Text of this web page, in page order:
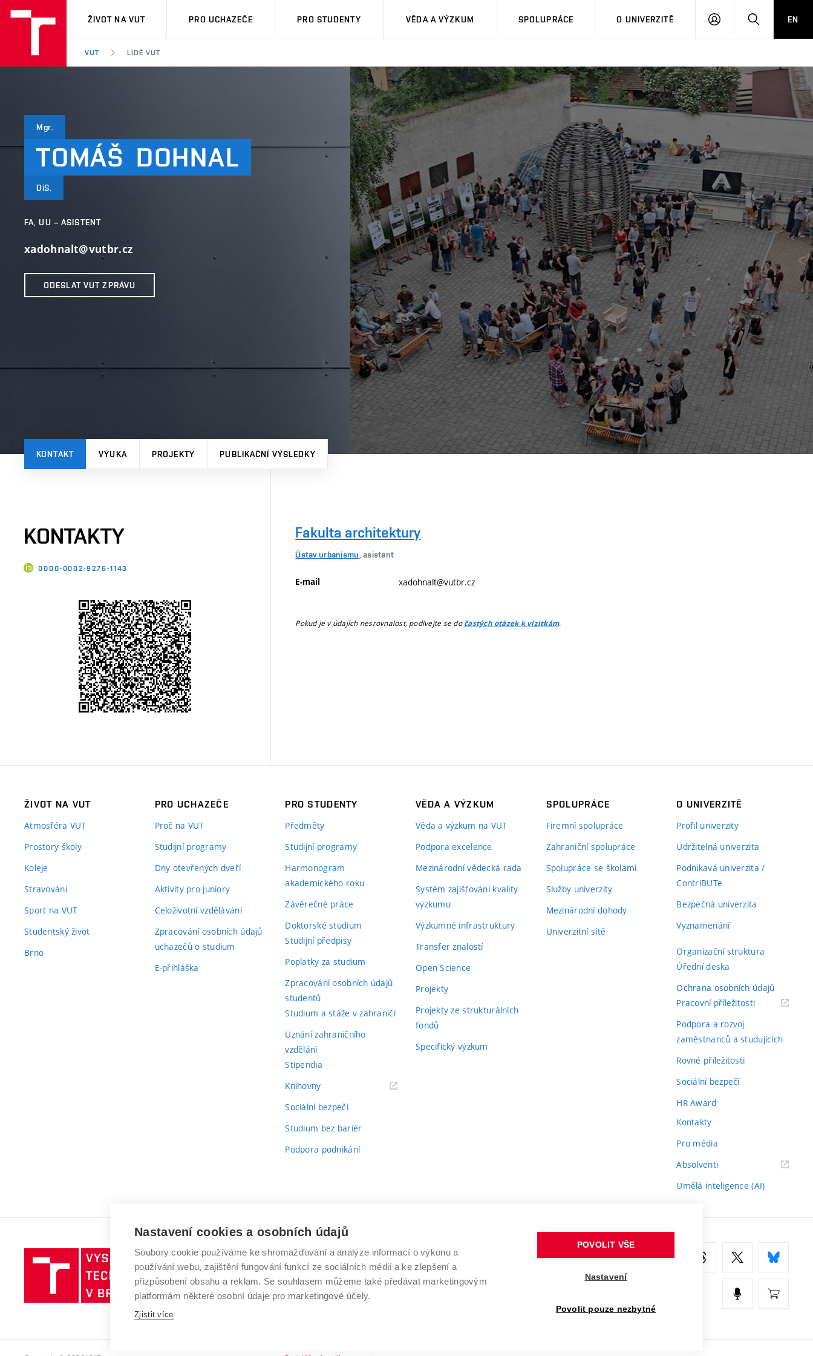
VUT
ŽIVOT NA VUT PRO UCHAZEČE PRO STUDENTY VĚDA A VÝZKUM SPOLUPRÁCE O UNIVERZITĚ
PŘIHLÁSIT HLEDATEN
VUT LIDÉ VUT
Mgr.
TOMÁŠ DOHNAL
DiS.
FA, UU – ASISTENT
xadohnalt@vutbr.cz
ODESLAT VUT ZPRÁVU
KONTAKT VÝUKA PROJEKTY PUBLIKAČNÍ VÝSLEDKY
KONTAKTY
0000-0002-9276-1143
Fakulta architektury
Ústav urbanismu , asistent
E-mail xadohnalt@vutbr.cz
Pokud je v údajích nesrovnalost, podívejte se dočastých otázek k vizitkám.
ŽIVOT NA VUT
Atmosféra VUT
Prostory školy
Koleje
Stravování
Sport na VUT
Studentský život
Brno
PRO UCHAZEČE
Proč na VUT
Studijní programy
Dny otevřených dveří
Aktivity pro juniory
Celoživotní vzdělávání
Zpracování osobních údajů
uchazečů o studium
E-přihláška
PRO STUDENTY
Předměty
Studijní programy
Harmonogram
akademického roku
Závěrečné práce
Doktorské studium
Studijní předpisy
Poplatky za studium
Zpracování osobních údajů
studentů
Studium a stáže v zahraničí
Uznání zahraničního
vzdělání
Stipendia
Knihovny(externí
Sociální bezpečí
Studium bez bariér
Podpora podnikání
VĚDA A VÝZKUM
Věda a výzkum na VUT
Podpora excelence
Mezinárodní vědecká rada
Systém zajišťování kvality
výzkumu
Výzkumné infrastruktury
Transfer znalostí
Open Science
Projekty
Projekty ze strukturálních
fondů
Specifický výzkum
SPOLUPRÁCE
Firemní spolupráce
Zahraniční spolupráce
Spolupráce se školami
Služby univerzity
Mezinárodní dohody
Univerzitní sítě
O UNIVERZITĚ
Profil univerzity
Udržitelná univerzita
Podnikavá univerzita /
ContriBUTe
Bezpečná univerzita
Vyznamenání
Organizační struktura
Úřední deska
Ochrana osobních údajů
Pracovní příležitosti(externí
Podpora a rozvoj
zaměstnanců a studujících
Rovné příležitosti
Sociální bezpečí
HR Award
Kontakty
Pro média
Absolventi(externí
Umělá inteligence (AI)
Vysoké
učení
technické
v
VYSOKÉ UČENÍ TECHNICKÉ V BRNĚ
Antonínská 548/1
602 00 Brno
www.vut.cz
Nastavení cookies a osobních údajů
Soubory cookie používáme ke shromažďování a analýze informací o výkonu a
používání webu, zajištění fungování funkcí ze sociálních médií a ke zlepšení a
přizpůsobení obsahu a reklam. Se souhlasem můžeme také předávat marketingovým
platformám některé osobní údaje pro marketingové účely.
Zjistit více
POVOLIT VŠE
Nastavení
Povolit pouze nezbytné